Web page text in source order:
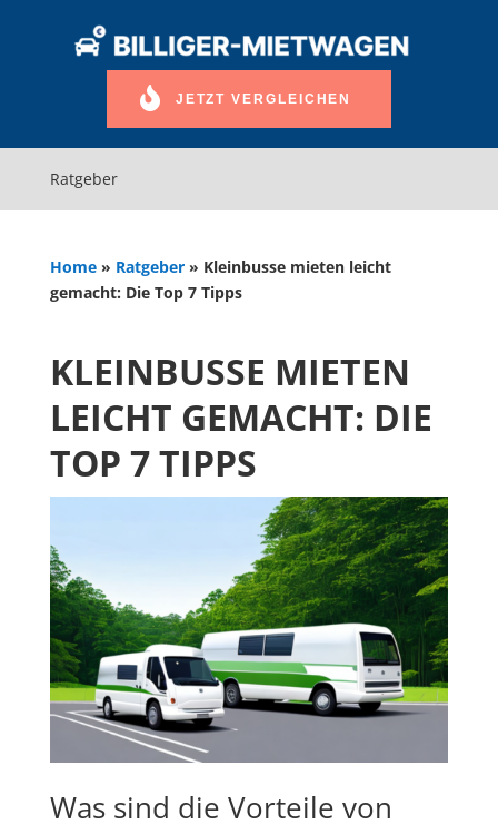
JETZT VERGLEICHEN
Ratgeber
Home» Ratgeber» Kleinbusse mieten leicht
gemacht: Die Top 7 Tipps
KLEINBUSSE MIETEN
LEICHT GEMACHT: DIE
TOP 7 TIPPS
Was sind die Vorteile von